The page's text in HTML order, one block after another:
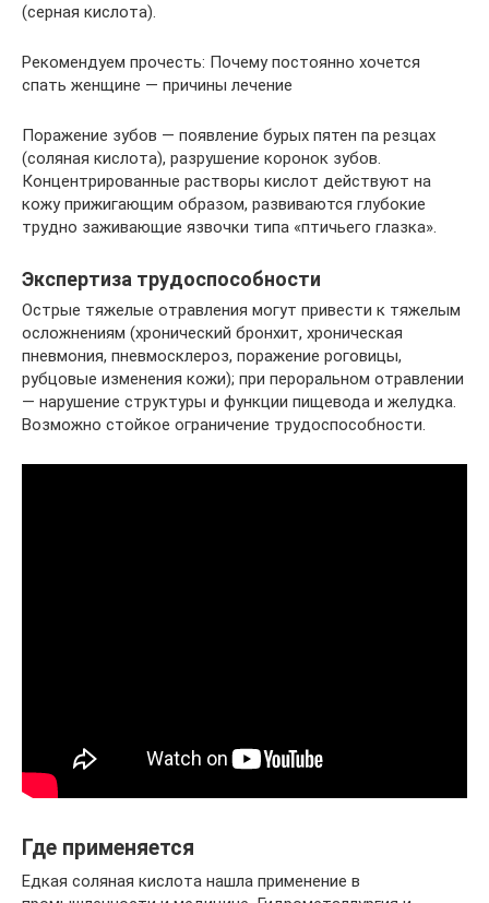
(серная кислота).
Рекомендуем прочесть: Почему постоянно хочется
спать женщине — причины лечение
Поражение зубов — появление бурых пятен па резцах
(соляная кислота), разрушение коронок зубов.
Концентрированные растворы кислот действуют на
кожу прижигающим образом, развиваются глубокие
трудно заживающие язвочки типа «птичьего глазка».
Экспертиза трудоспособности
Острые тяжелые отравления могут привести к тяжелым
осложнениям (хронический бронхит, хроническая
пневмония, пневмосклероз, поражение роговицы,
рубцовые изменения кожи); при пероральном отравлении
— нарушение структуры и функции пищевода и желудка.
Возможно стойкое ограничение трудоспособности.
Где применяется
Едкая соляная кислота нашла применение в